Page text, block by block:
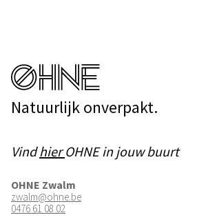
Natuurlijk onverpakt.
VindhierOHNE in jouw buurt
OHNE Zwalm
zwalm@ohne.be
0476 61 08 02